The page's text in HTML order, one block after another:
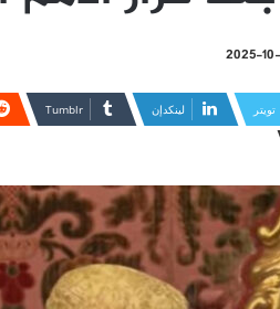
2025-
تويتر لينكدإن